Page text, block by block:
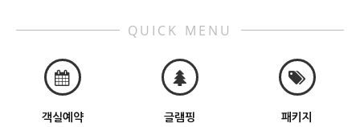
QUICK MENU
객실예약 글램핑 패키지